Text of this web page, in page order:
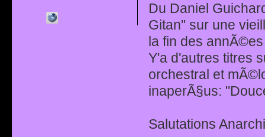
Du Daniel
Gitan" sur une
la fin des
Y'a d'autres titres
orchestral et
inaperÃ§us:
Salutations